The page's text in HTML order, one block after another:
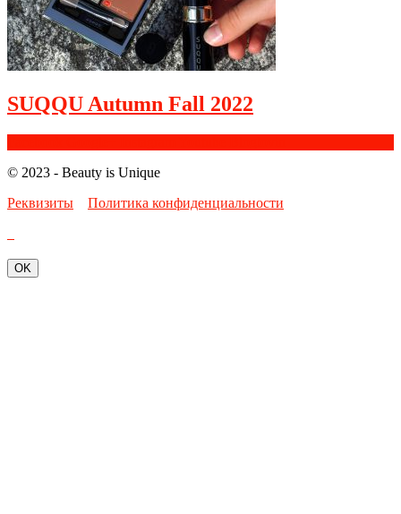
SUQQU Autumn Fall 2022
© 2023 - Beauty is Unique
Реквизиты
Политика конфиденциальности
OK